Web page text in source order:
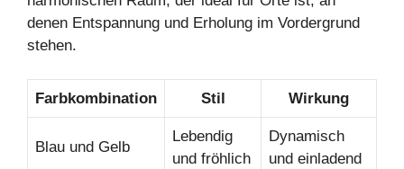
denen Entspannung und Erholung im Vordergrund
stehen.
Farbkombination Stil Wirkung
Blau und Gelb
Lebendig
und fröhlich
Dynamisch
und einladend